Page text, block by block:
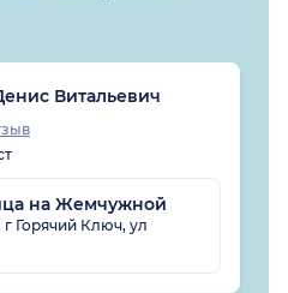
Витальевич
на Жемчужной
Горячий Ключ, ул